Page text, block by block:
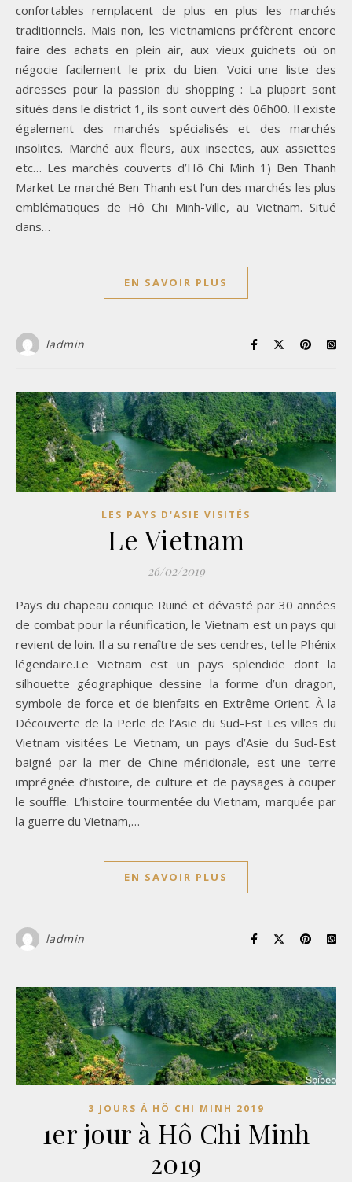
confortables remplacent de plus en plus les marchés
traditionnels. Mais non, les vietnamiens préfèrent encore
faire des achats en plein air, aux vieux guichets où on
négocie facilement le prix du bien. Voici une liste des
adresses pour la passion du shopping : La plupart sont
situés dans le district 1, ils sont ouvert dès 06h00. Il existe
également des marchés spécialisés et des marchés
insolites. Marché aux fleurs, aux insectes, aux assiettes
etc… Les marchés couverts d’Hô Chi Minh 1) Ben Thanh
Market Le marché Ben Thanh est l’un des marchés les plus
emblématiques de Hô Chi Minh-Ville, au Vietnam. Situé
dans…
EN SAVOIR PLUS
ladmin
LES PAYS D'ASIE VISITÉS
Le Vietnam
26/02/2019
Pays du chapeau conique Ruiné et dévasté par 30 années
de combat pour la réunification, le Vietnam est un pays qui
revient de loin. Il a su renaître de ses cendres, tel le Phénix
légendaire.Le Vietnam est un pays splendide dont la
silhouette géographique dessine la forme d’un dragon,
symbole de force et de bienfaits en Extrême-Orient. À la
Découverte de la Perle de l’Asie du Sud-Est Les villes du
Vietnam visitées Le Vietnam, un pays d’Asie du Sud-Est
baigné par la mer de Chine méridionale, est une terre
imprégnée d’histoire, de culture et de paysages à couper
le souffle. L’histoire tourmentée du Vietnam, marquée par
la guerre du Vietnam,…
EN SAVOIR PLUS
ladmin
3 JOURS À HÔ CHI MINH 2019
1er jour à Hô Chi Minh
2019